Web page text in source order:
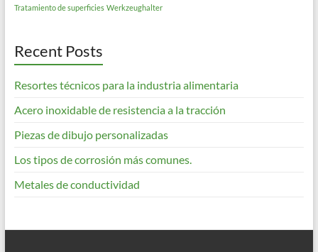
Tratamiento de superficies Werkzeughalter
Recent Posts
Resortes técnicos para la industria alimentaria
Acero inoxidable de resistencia a la tracción
Piezas de dibujo personalizadas
Los tipos de corrosión más comunes.
Metales de conductividad